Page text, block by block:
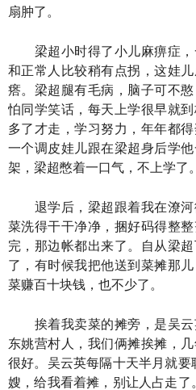
扇肿了。
梁超小时得了小儿麻痹症，
和正常人比较稍有点拐，这娃
瘩。梁超腿有毛病，脑子可不
怕同学笑话，每天上学很早就
多了才走，学习努力，年年都
一个调皮娃儿跟在梁超身后学
架，梁超憋着一口气，不上学了。
退学后，梁超跟着我在潦河
菜洗得干干净净，捆好码得整
完，那边帐都出来了。自从梁
了，有时候我把他送到菜摊那
菜赚百十块钱，也不少了。
挨着我卖菜的摊旁，是吴云
东姚营村人，我们俩摊挨摊，
很好。吴云英每隔十天半月就要
嫂，给我看着摊，别让人占走了